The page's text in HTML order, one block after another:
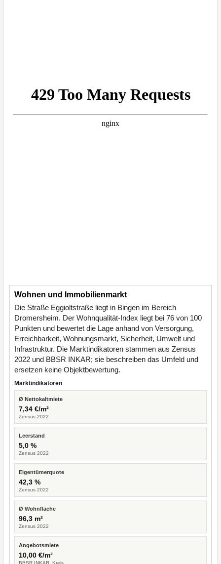
Wohnen und Immobilienmarkt
Die Straße Eggioltstraße liegt in Bingen im Bereich
Dromersheim. Der Wohnqualität-Index liegt bei 76 von 100
Punkten und bewertet die Lage anhand von Versorgung,
Erreichbarkeit, Wohnungsmarkt, Sicherheit, Umwelt und
Infrastruktur. Die Marktindikatoren stammen aus Zensus
2022 und BBSR INKAR; sie beschreiben das Umfeld und
ersetzen keine Objektbewertung.
Marktindikatoren
Ø Nettokaltmiete
7,34 €/m²
Zensus 2022
Leerstand
5,0 %
Zensus 2022
Eigentümerquote
42,3 %
Zensus 2022
Ø Wohnfläche
96,3 m²
Zensus 2022
Angebotsmiete
10,00 €/m²
BBSR INKAR, Kreis